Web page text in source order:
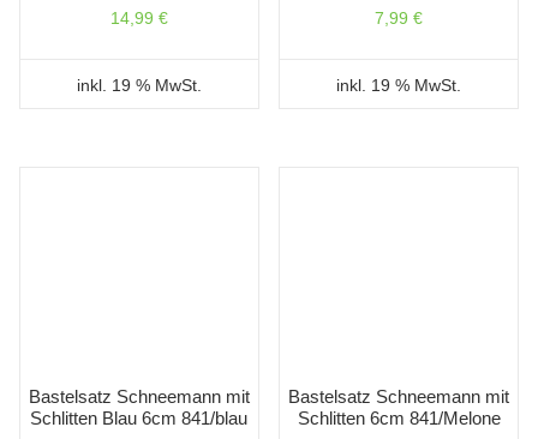
14,99 €
inkl. 19 % MwSt.
7,99€
inkl. 19 % MwSt.
Bastelsatz Schneemann mit
Schlitten Blau 6cm 841/blau
Bastelsatz Schneemann mit
Schlitten 6cm 841/Melone